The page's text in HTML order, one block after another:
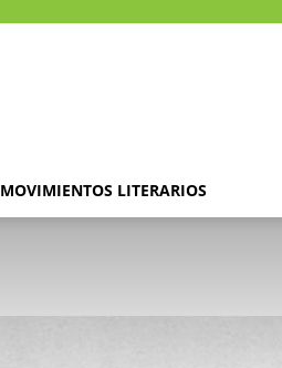
MOVIMIENTOS LITERARIOS